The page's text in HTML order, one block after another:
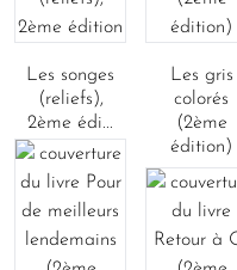
Les songes
(reliefs),
2ème édi...
Les gris
colorés
(2ème
édition)